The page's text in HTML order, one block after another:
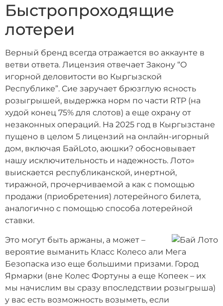
Быстропроходящие
лотереи
Верный бренд всегда отражается во аккаунте в
ветви ответа. Лицензия отвечает Закону “О
игорной деловитости во Кыргызской
Республике”. Сие заручает брюзглую ясность
розыгрышей, выдержка норм по части RTP (на
худой конец 75% для слотов) а еще охрану от
незаконных операций. На 2025 год в Кыргызстане
пущено в целом 5 лицензий на онлайн-игорный
дом, включая БайLoto, аюшки? обосновывает
нашу исключительность и надежность. Лото»
выискается республиканской, инертной,
тиражной, прочерчиваемой а как с помощью
продажи (приобретения) лотерейного билета,
аналогично с помощью способа лотерейной
ставки.
Это могут быть аржаны, а может –
вероятие выманить Класс Колесо али Мега
Безопаска изо еще большими призами. Город
Ярмарки (вне Колес Фортуны а еще Копеек – их
мы начислим вы сразу впоследствии розыгрыша)
у вас есть возможность возыметь, если